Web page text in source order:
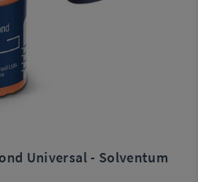
Universal - Solventum